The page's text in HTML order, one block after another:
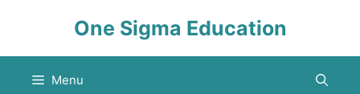
One Sigma Education
Menu